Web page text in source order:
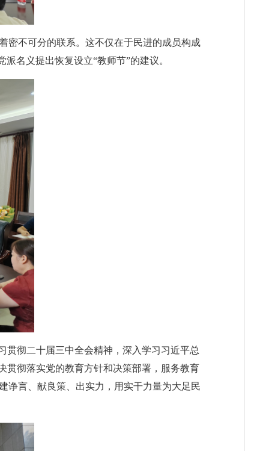
密不可分的联系。这不仅在于民进的成员构成
名义提出恢复设立“教师节”的建议。
贯彻二十届三中全会精神，深入学习习近平总
贯彻落实党的教育方针和决策部署，服务教育
诤言、献良策、出实力，用实干力量为大足民